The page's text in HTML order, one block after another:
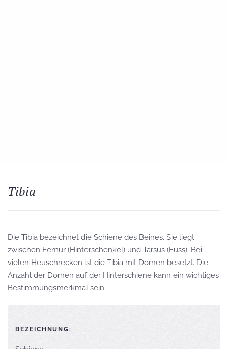
Tibia
Die Tibia bezeichnet die Schiene des Beines. Sie liegt
zwischen Femur (Hinterschenkel) und Tarsus (Fuss). Bei
vielen Heuschrecken ist die Tibia mit Dornen besetzt. Die
Anzahl der Dornen auf der Hinterschiene kann ein wichtiges
Bestimmungsmerkmal sein.
BEZEICHNUNG: